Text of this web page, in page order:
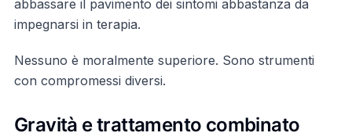
abbassare il pavimento dei sintomi abbastanza da
impegnarsi in terapia.
Nessuno è moralmente superiore. Sono strumenti
con compromessi diversi.
Gravità e trattamento combinato